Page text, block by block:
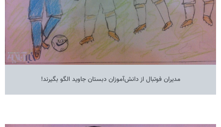
مدیران فوتبال از دانش‌آموزان دبستان جاوید الگو بگیرند!